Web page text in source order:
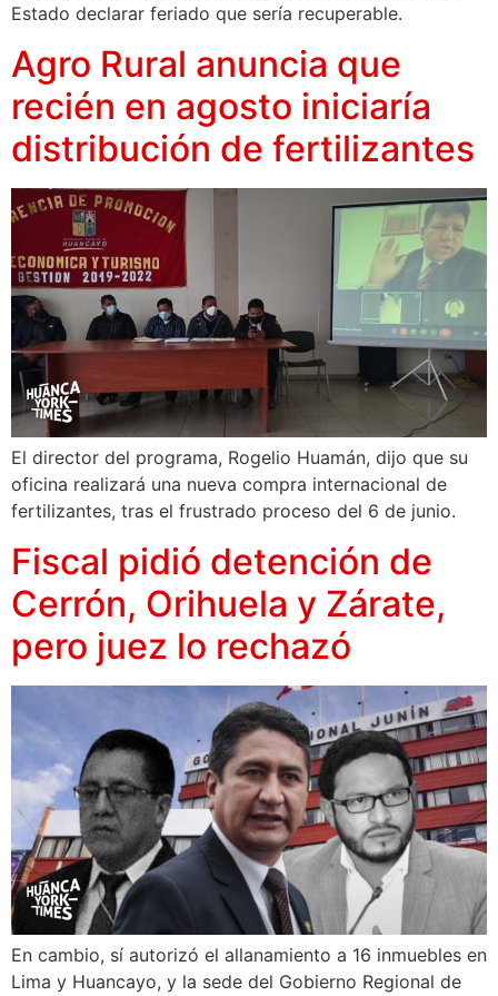
Estado declarar feriado que sería recuperable.
Agro Rural anuncia que
recién en agosto iniciaría
distribución de fertilizantes
El director del programa, Rogelio Huamán, dijo que su
oficina realizará una nueva compra internacional de
fertilizantes, tras el frustrado proceso del 6 de junio.
Fiscal pidió detención de
Cerrón, Orihuela y Zárate,
pero juez lo rechazó
En cambio, sí autorizó el allanamiento a 16 inmuebles en
Lima y Huancayo, y la sede del Gobierno Regional de